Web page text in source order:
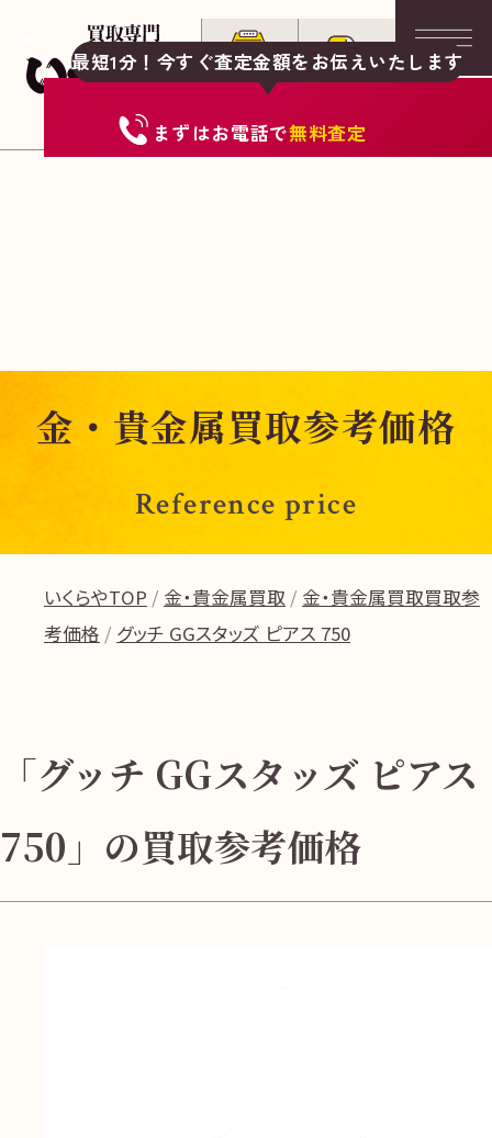
最短1分！今すぐ査定金額をお伝えいたします
まずはお電話で無料査定
金・貴金属買取参考価格
Reference price
いくらやTOP 金・貴金属買取
金・貴金属買取買取参
考価格
グッチ GGスタッズ ピアス 750
「グッチ GGスタッズ ピアス
750」の買取参考価格